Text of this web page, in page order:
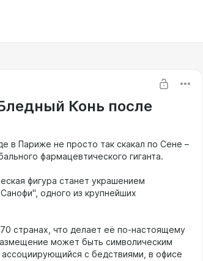
Конь после
в Париже не просто так скакал по Сене –
фармацевтического гиганта.
фигура станет украшением
одного из крупнейших
странах, что делает её по-настоящему
может быть символическим
с бедствиями, в офисе